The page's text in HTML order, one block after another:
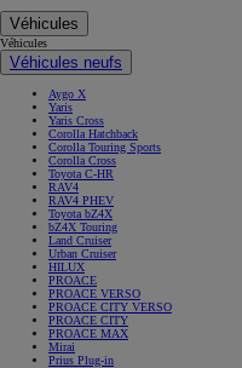
Véhicules
Véhicules
Véhicules neufs
Aygo X
Yaris
Yaris Cross
Corolla Hatchback
Corolla Touring Sports
Corolla Cross
Toyota C-HR
RAV4
RAV4 PHEV
Toyota bZ4X
bZ4X Touring
Land Cruiser
Urban Cruiser
HILUX
PROACE
PROACE VERSO
PROACE CITY VERSO
PROACE CITY
PROACE MAX
Mirai
Prius Plug-in